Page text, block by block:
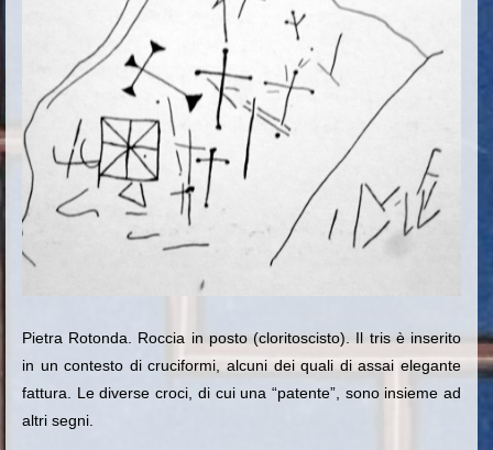
Pietra Rotonda. Roccia in posto (cloritoscisto). Il tris è inserito
in un contesto di cruciformi, alcuni dei quali di assai elegante
fattura. Le diverse croci, di cui una “patente”, sono insieme ad
altri segni.